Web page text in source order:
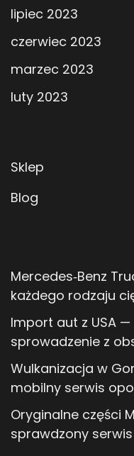
lipiec 2023
czerwiec 2023
marzec 2023
luty 2023
Sklep
Blog
Mercedes‑Benz
każdego rodzaju
Import aut z USA
sprowadzenie z
Wulkanizacja w
mobilny serwis
Oryginalne części
sprawdzony